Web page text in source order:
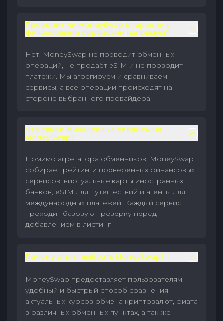
Проводит ли MoneySwap операции с
финансовыми сервисами напрямую?
Нет. MoneySwap не проводит обменных
операций, не продаёт eSIM и не проводит
платежи. Мы агрегируем и сравниваем
сервисы, а все операции происходят на
стороне выбранного провайдера.
Что такое финансовые сервисы на
MoneySwap?
Помимо агрегатора обменников, MoneySwap
собирает рейтинги проверенных финансовых
сервисов: виртуальные карты иностранных
банков, eSIM для путешествий и агенты для
международных платежей. Каждый сервис
проходит базовую проверку перед
добавлением в листинг.
Почему стоит выбрать MoneySwap?
MoneySwap предоставляет пользователям
удобный и быстрый способ сравнения
актуальных курсов обмена криптовалют, фиата
в различных обменных пунктах, а так же